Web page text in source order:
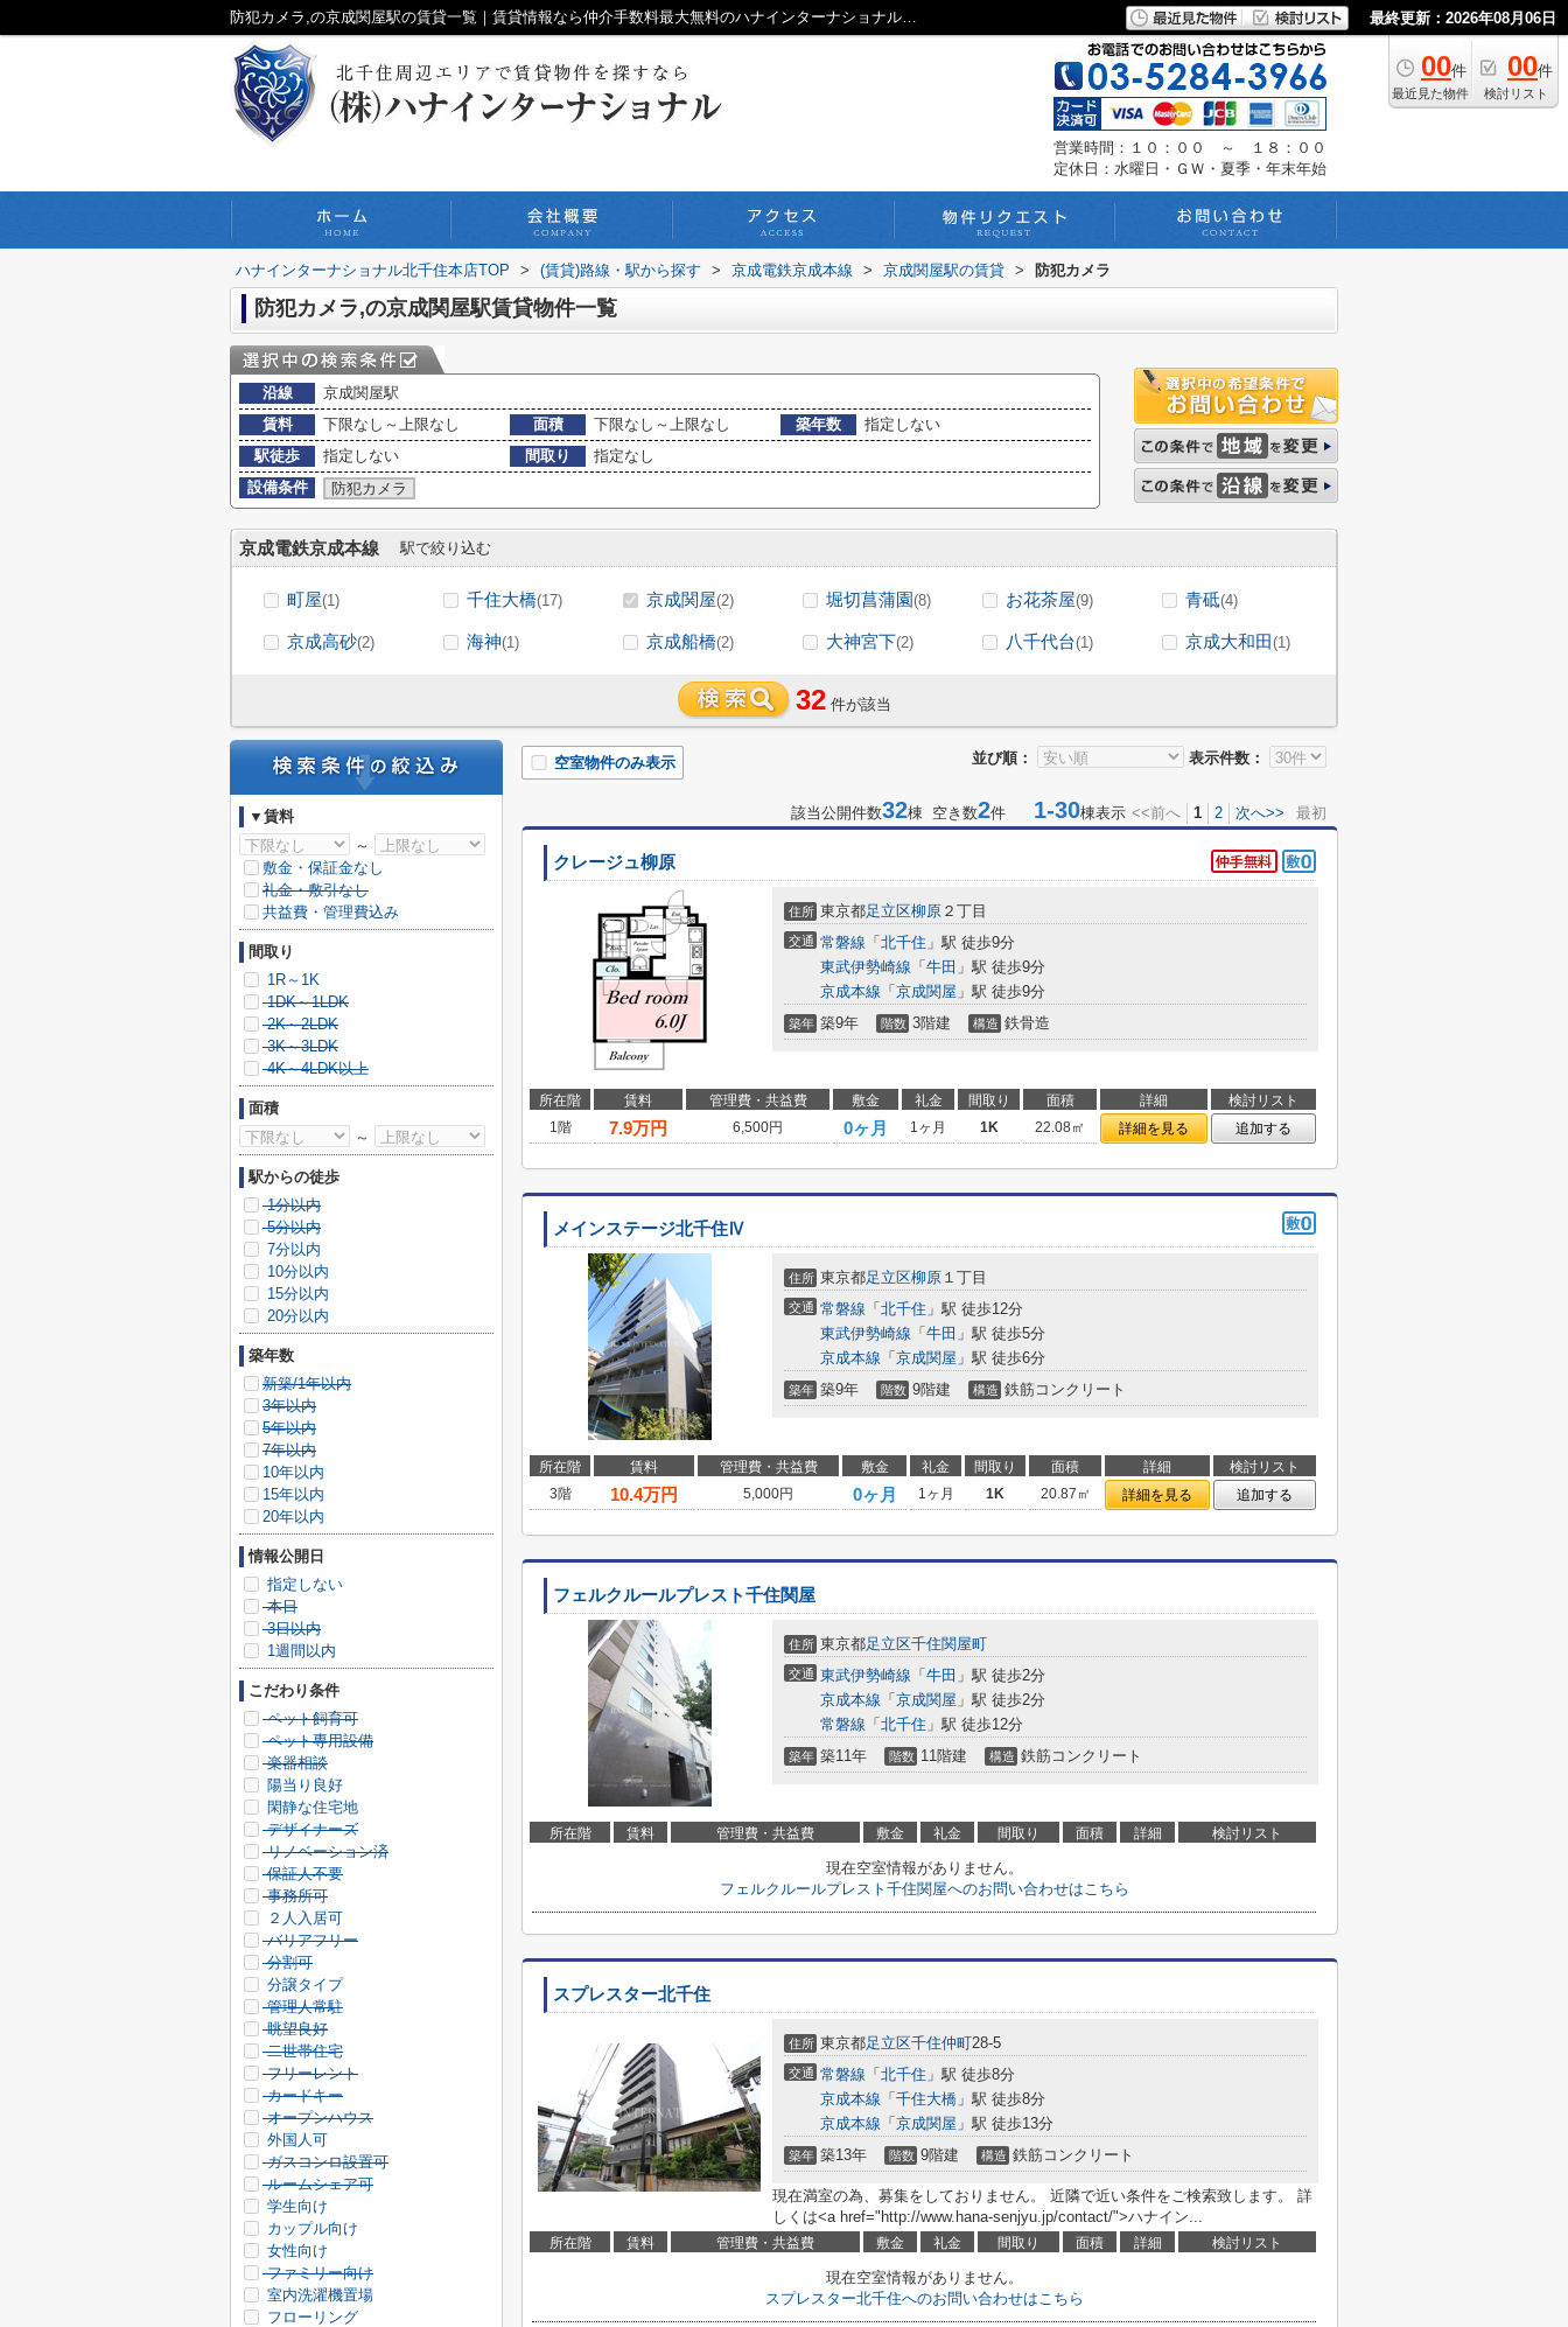
防犯カメラ,の京成関屋駅の賃貸一覧｜賃貸情報なら仲介手数料最大無料のハナインターナショナル北千住本店 最終更新：2026年08月06日
00件
最近見た物件
00件
検討リスト
営業時間：１０：００ ～ １８：００
定休日：水曜日・ＧＷ・夏季・年末年始
ハナインターナショナル北千住本店TOP > (賃貸)路線・駅から探す > 京成電鉄京成本線 > 京成関屋駅の賃貸 > 防犯カメラ
防犯カメラ,の京成関屋駅賃貸物件一覧
沿線
京成関屋駅
賃料
下限なし～上限なし 面積 下限なし～上限なし 築年数
指定しない
駅徒歩
指定しない 間取り
指定なし
設備条件
防犯カメラ
京成電鉄京成本線 駅で絞り込む
町屋(1) 千住大橋(17) 京成関屋(2) 堀切菖蒲園(8) お花茶屋(9) 青砥(4)
京成高砂(2) 海神(1) 京成船橋(2) 大神宮下(2) 八千代台(1) 京成大和田(1)
32 件が該当
並び順： 表示件数：
空室物件のみ表示
該当公開件数32棟 空き数2件 1-30棟表示 <<前へ 1 2 次へ>> 最初
クレージュ柳原
住所 東京都足立区柳原 ２丁目
交通 常磐線 「 北千住 」駅 徒歩9分
東武伊勢崎線 「 牛田 」駅 徒歩9分
京成本線 「 京成関屋 」駅 徒歩9分
築年 築9年 階数 3階建 構造 鉄骨造
所在階 賃料 管理費・共益費 敷金 礼金 間取り 面積 詳細
検討リスト
1階
7.9万円 6,500円 0ヶ月 1ヶ月 1K 22.08㎡ 詳細を見る 追加する
メインステージ北千住Ⅳ
住所 東京都足立区柳原 １丁目
交通 常磐線 「 北千住 」駅 徒歩12分
東武伊勢崎線 「 牛田 」駅 徒歩5分
京成本線 「 京成関屋 」駅 徒歩6分
築年 築9年 階数 9階建 構造 鉄筋コンクリート
所在階 賃料 管理費・共益費 敷金 礼金 間取り 面積 詳細
検討リスト
3階
10.4万円 5,000円 0ヶ月 1ヶ月 1K 20.87㎡ 詳細を見る 追加する
フェルクルールプレスト千住関屋
住所 東京都足立区千住関屋町
交通 東武伊勢崎線 「 牛田 」駅 徒歩2分
京成本線 「 京成関屋 」駅 徒歩2分
常磐線 「 北千住 」駅 徒歩12分
築年 築11年 階数 11階建 構造 鉄筋コンクリート
所在階 賃料 管理費・共益費 敷金 礼金 間取り 面積 詳細 検討リスト
現在空室情報がありません。
フェルクルールプレスト千住関屋へのお問い合わせはこちら
スプレスター北千住
住所 東京都足立区千住仲町28-5
交通 常磐線 「 北千住 」駅 徒歩8分
京成本線 「 千住大橋 」駅 徒歩8分
京成本線 「 京成関屋 」駅 徒歩13分
築年 築13年 階数 9階建 構造 鉄筋コンクリート
現在満室の為、募集をしておりません。 近隣で近い条件をご検索致します。 詳
しくは<a href="http://www.hana-senjyu.jp/contact/">ハナイン...
所在階 賃料 管理費・共益費 敷金 礼金 間取り 面積 詳細 検討リスト
現在空室情報がありません。
スプレスター北千住へのお問い合わせはこちら
▼賃料
～
敷金・保証金なし
礼金・敷引なし
共益費・管理費込み
間取り
1R～1K
1DK～1LDK
2K～2LDK
3K～3LDK
4K～4LDK以上
面積
～
駅からの徒歩
1分以内
5分以内
7分以内
10分以内
15分以内
20分以内
築年数
新築/1年以内
3年以内
5年以内
7年以内
10年以内
15年以内
20年以内
情報公開日
指定しない
本日
3日以内
1週間以内
こだわり条件
ペット飼育可
ペット専用設備
楽器相談
陽当り良好
閑静な住宅地
デザイナーズ
リノベーション済
保証人不要
事務所可
２人入居可
バリアフリー
分割可
分譲タイプ
管理人常駐
眺望良好
二世帯住宅
フリーレント
カードキー
オープンハウス
外国人可
ガスコンロ設置可
ルームシェア可
学生向け
カップル向け
女性向け
ファミリー向け
室内洗濯機置場
フローリング